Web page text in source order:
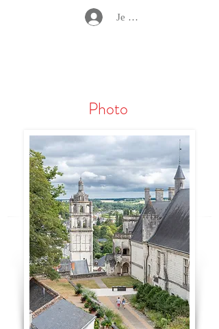
Je me connecte
Photo